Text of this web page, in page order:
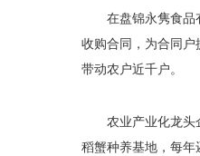
在盘锦永隽食品
收购合同，为合同
带动农户近千户。
农业产业化龙头
稻蟹种养基地，每年